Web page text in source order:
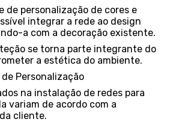
de personalização de cores e
integrar a rede ao design
a com a decoração existente.
se torna parte integrante do
a estética do ambiente.
Personalização
na instalação de redes para
variam de acordo com a
cliente.